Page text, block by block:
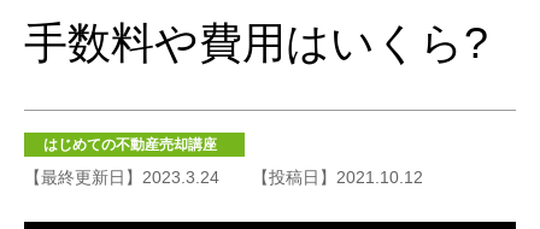
手数料や費用はいくら?
はじめての不動産売却講座
【最終更新日】2023.3.24 【投稿日】2021.10.12